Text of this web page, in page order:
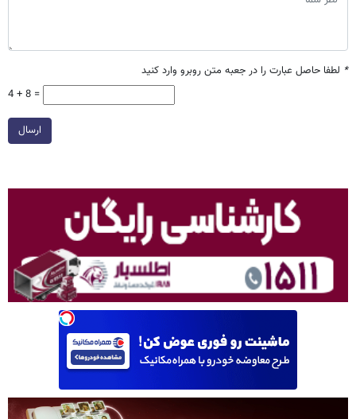
* لطفا حاصل عبارت را در جعبه متن روبرو وارد کنید
4 + 8 =
ارسال